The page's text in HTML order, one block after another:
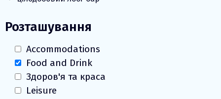
Розташування
Accommodations
Food and Drink
Здоров'я та краса
Leisure